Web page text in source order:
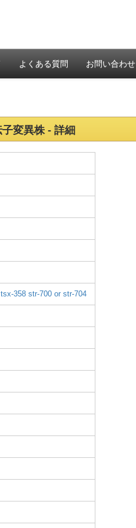
よくある質問 お問い合わせ
変異株 - 詳細
358 str-700 or str-704